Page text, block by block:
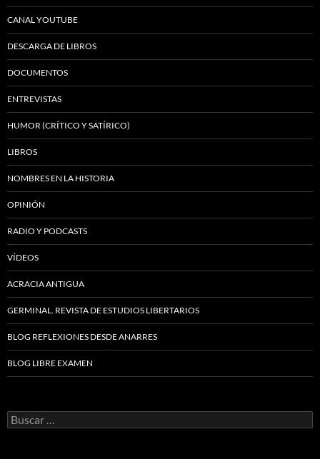
CANAL YOUTUBE
DESCARGA DE LIBROS
DOCUMENTOS
ENTREVISTAS
HUMOR (CRÍTICO Y SATÍRICO)
LIBROS
NOMBRES EN LA HISTORIA
OPINIÓN
RADIO Y PODCASTS
VÍDEOS
ACRACIA ANTIGUA
GERMINAL. REVISTA DE ESTUDIOS LIBERTARIOS
BLOG REFLEXIONES DESDE ANARRES
BLOG LIBRE EXAMEN
Buscar: